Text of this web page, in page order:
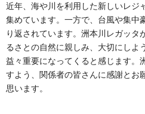
近年、海や川を利用した新しいレジ
集めています。一方で、台風や集中
り返されています。洲本川レガッタ
るさとの自然に親しみ、大切にしよ
益々重要になってくると感じます。
すよう、関係者の皆さんに感謝とお
思います。